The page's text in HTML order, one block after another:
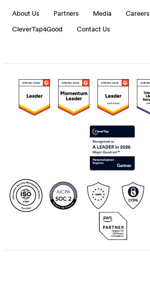
About Us Partners Media Careers
CleverTap4Good Contact Us